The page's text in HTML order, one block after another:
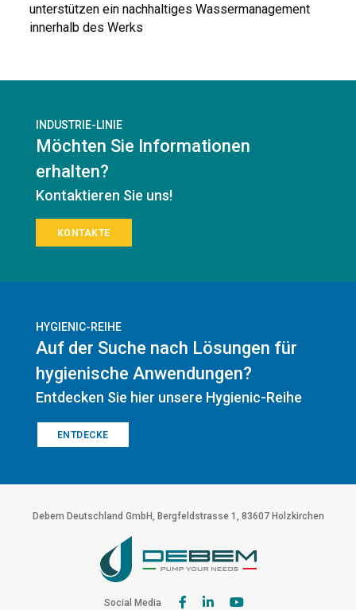
unterstützen ein nachhaltiges Wassermanagement
innerhalb des Werks
INDUSTRIE-LINIE
Möchten Sie Informationen
erhalten?
Kontaktieren Sie uns!
KONTAKTE
HYGIENIC-REIHE
Auf der Suche nach Lösungen für
hygienische Anwendungen?
Entdecken Sie hier unsere Hygienic-Reihe
ENTDECKE
Debem Deutschland GmbH, Bergfeldstrasse 1, 83607 Holzkirchen
Social Media